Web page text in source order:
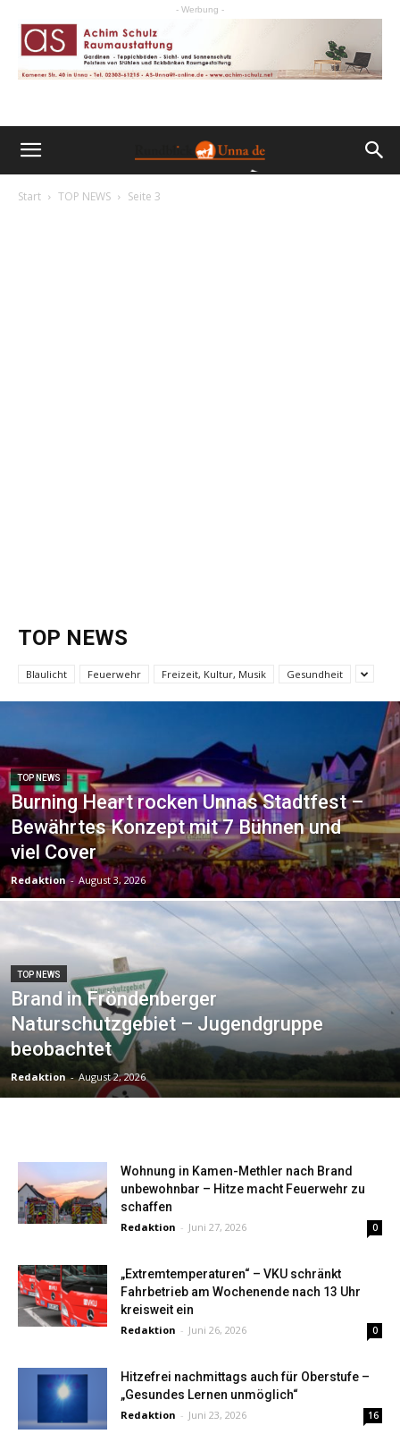
- Werbung -
Start TOP NEWS Seite 3
TOP NEWS
Blaulicht Feuerwehr Freizeit, Kultur, Musik Gesundheit
TOP NEWS
Burning Heart rocken Unnas Stadtfest –
Bewährtes Konzept mit 7 Bühnen und
viel Cover
Redaktion - August 3, 2026
TOP NEWS
Brand in Fröndenberger
Naturschutzgebiet – Jugendgruppe
beobachtet
Redaktion - August 2, 2026
Wohnung in Kamen-Methler nach Brand
unbewohnbar – Hitze macht Feuerwehr zu
schaffen
Redaktion - Juni 27, 2026 0
„Extremtemperaturen“ – VKU schränkt
Fahrbetrieb am Wochenende nach 13 Uhr
kreisweit ein
Redaktion - Juni 26, 2026 0
Hitzefrei nachmittags auch für Oberstufe –
„Gesundes Lernen unmöglich“
Redaktion - Juni 23, 2026 16